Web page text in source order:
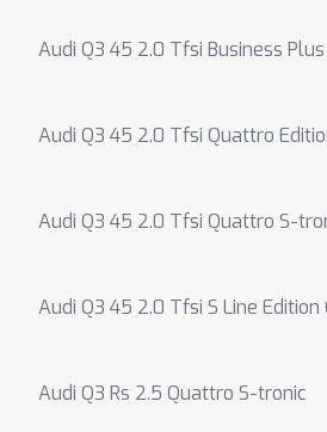
Audi Q3 45 2.0 Tfsi Business
Audi Q3 45 2.0 Tfsi Quattro
Audi Q3 45 2.0 Tfsi Quattro S-
Audi Q3 45 2.0 Tfsi S Line
Audi Q3 Rs 2.5 Quattro S-tronic